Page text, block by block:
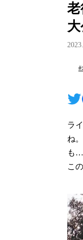
大
#
ラ
ね
も…
こ